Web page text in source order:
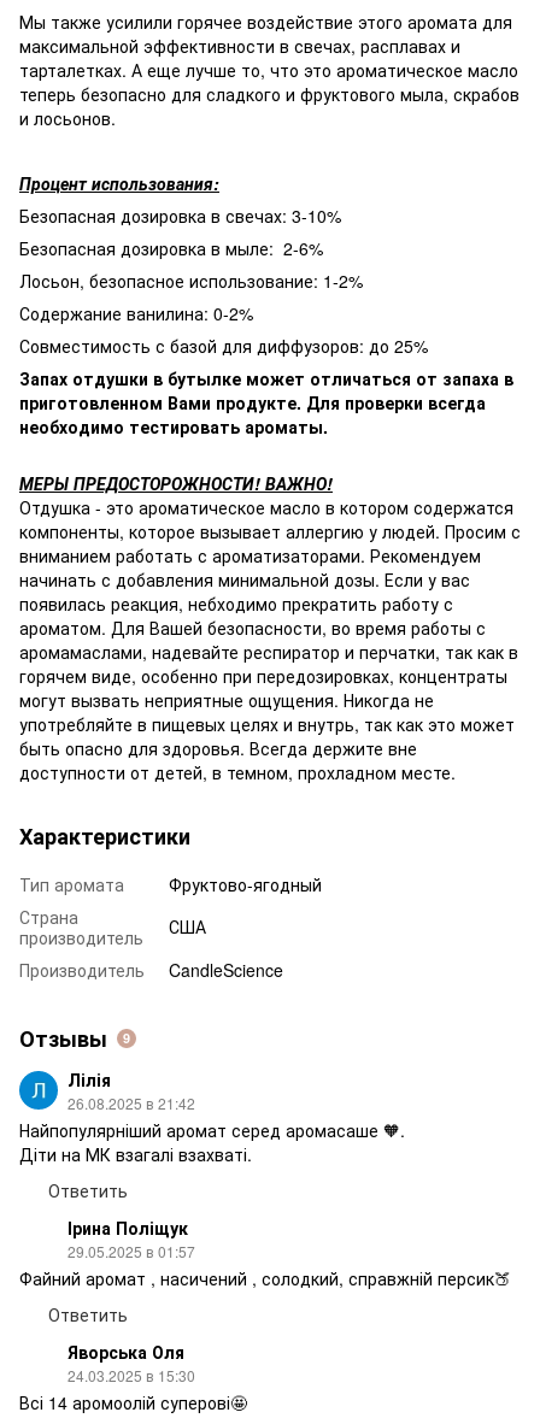
Мы также усилили горячее воздействие этого аромата для
максимальной эффективности в свечах, расплавах и
тарталетках. А еще лучше то, что это ароматическое масло
теперь безопасно для сладкого и фруктового мыла, скрабов
и лосьонов.
Процент использования:
Безопасная дозировка в свечах: 3-10%
Безопасная дозировка в мыле: 2-6%
Лосьон, безопасное использование: 1-2%
Содержание ванилина: 0-2%
Совместимость с базой для диффузоров: до 25%
Запах отдушки в бутылке может отличаться от запаха в
приготовленном Вами продукте. Для проверки всегда
необходимо тестировать ароматы.
МЕРЫ ПРЕДОСТОРОЖНОСТИ! ВАЖНО!
Отдушка - это ароматическое масло в котором содержатся
компоненты, которое вызывает аллергию у людей. Просим с
вниманием работать с ароматизаторами. Рекомендуем
начинать с добавления минимальной дозы. Если у вас
появилась реакция, небходимо прекратить работу с
ароматом. Для Вашей безопасности, во время работы с
аромамаслами, надевайте респиратор и перчатки, так как в
горячем виде, особенно при передозировках, концентраты
могут вызвать неприятные ощущения. Никогда не
употребляйте в пищевых целях и внутрь, так как это может
быть опасно для здоровья. Всегда держите вне
доступности от детей, в темном, прохладном месте.
Характеристики
Тип аромата
Фруктово-ягодный
Страна
производитель
США
Производитель
CandleScience
Отзывы 9
Лілія
26.08.2025 в 21:42
Найпопулярніший аромат серед аромасаше 🧡.
Діти на МК взагалі взахваті.
Ответить
Ірина Поліщук
29.05.2025 в 01:57
Файний аромат , насичений , солодкий, справжній персик🍑
Ответить
Яворська Оля
24.03.2025 в 15:30
Всі 14 аромоолій суперові🤩